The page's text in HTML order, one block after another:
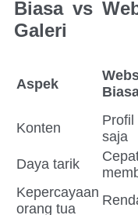
Biasa vs
Galeri
Aspek
Konten
saja
Daya tarik
Kepercayaan
orang tua